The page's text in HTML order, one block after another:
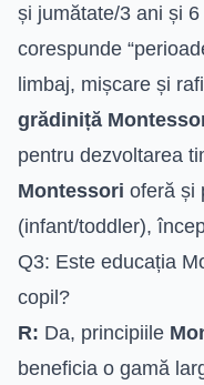
și jumătate/3 ani și
corespunde
limbaj, mișcare și
grădiniță
pentru dezvoltarea
Montessori oferă și
(infant/toddler),
Q3: Este educația
copil?
R: Da, principiile
beneficia o gamă